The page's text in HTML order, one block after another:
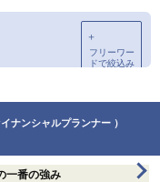
＋
フリーワー
ドで絞込み
ナンシャルプランナー ）
一番の強み